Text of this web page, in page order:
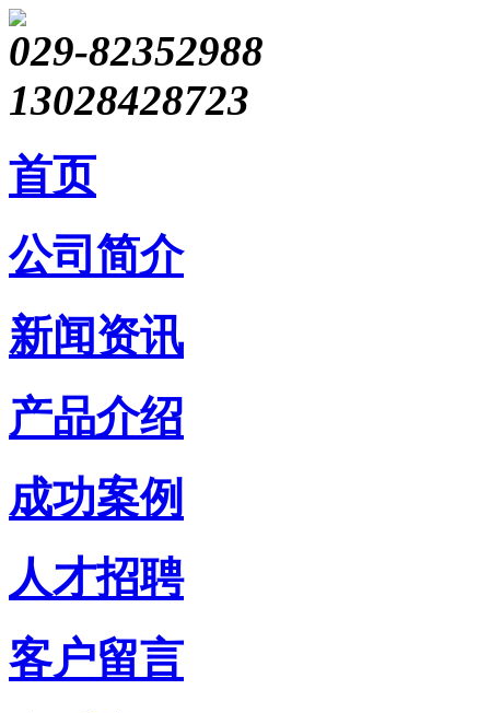
029-82352988
13028428723
首页
公司简介
新闻资讯
产品介绍
成功案例
人才招聘
客户留言